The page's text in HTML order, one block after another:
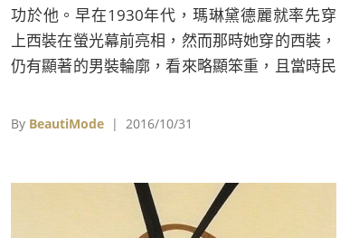
功於他。早在1930年代，瑪琳黛德麗就率先穿
上西裝在螢光幕前亮相，然而那時她穿的西裝，
仍有顯著的男裝輪廓，看來略顯笨重，且當時民
時也因為經常穿著褲裝亮相，而多次遭逢咒罵。
By BeautiMode | 2016/10/31